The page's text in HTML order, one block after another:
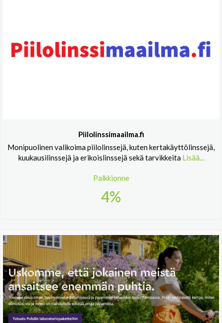
Piilolinssimaailma.fi
Monipuolinen valikoima piilolinssejä, kuten kertakäyttölinssejä,
kuukausilinssejä ja erikoislinssejä sekä tarvikkeita Lisää...
Palkkionne
4%